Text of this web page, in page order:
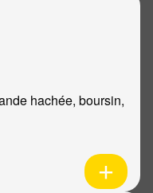
hachée, boursin,